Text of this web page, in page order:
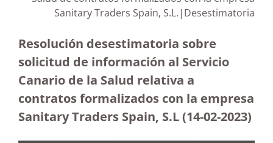
Sanitary Traders Spain, S.L.|Desestimatoria
Resolución desestimatoria sobre
solicitud de información al Servicio
Canario de la Salud relativa a
contratos formalizados con la empresa
Sanitary Traders Spain, S.L (14-02-2023)